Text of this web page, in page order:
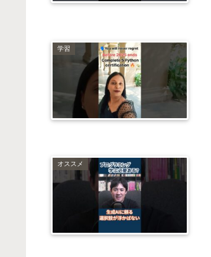
学習
オススメ